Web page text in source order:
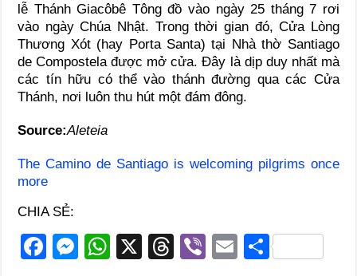
lễ Thánh Giacôbê Tông đồ vào ngày 25 tháng 7 rơi
vào ngày Chúa Nhật. Trong thời gian đó, Cửa Lòng
Thương Xót (hay Porta Santa) tại Nhà thờ Santiago
de Compostela được mở cửa. Đây là dịp duy nhất mà
các tín hữu có thể vào thánh đường qua các Cửa
Thánh, nơi luôn thu hút một đám đông.
Source:Aleteia
The Camino de Santiago is welcoming pilgrims once
more
CHIA SẺ:
F
M
W
X
T
Vi
E S